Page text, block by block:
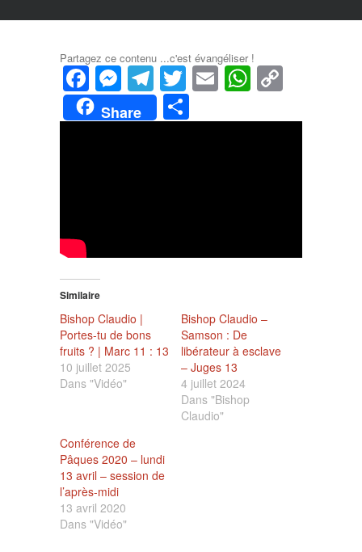
Partagez ce contenu ...c'est évangéliser !
Facebook
Messenger
Telegram
Twitter
Email
Share
Similaire
Bishop Claudio |
Portes-tu de bons
fruits ? | Marc 11 : 13
10 juillet 2025
Dans "Vidéo"
Bishop Claudio –
Samson : De
libérateur à esclave
– Juges 13
4 juillet 2024
Dans "Bishop
Claudio"
Conférence de
Pâques 2020 – lundi
13 avril – session de
l’après-midi
13 avril 2020
Dans "Vidéo"